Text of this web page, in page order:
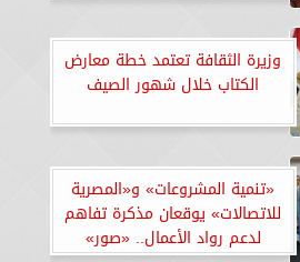
وزيرة الثقافة تعتمد خطة معارض
الكتاب خلال شهور الصيف
«تنمية المشروعات» و«المصرية
للاتصالات» يوقعان مذكرة تفاهم
لدعم رواد الأعمال.. «صور»